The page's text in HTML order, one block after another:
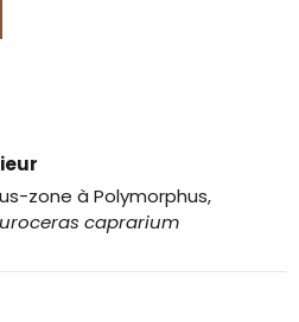
zone à Polymorphus,
caprarium